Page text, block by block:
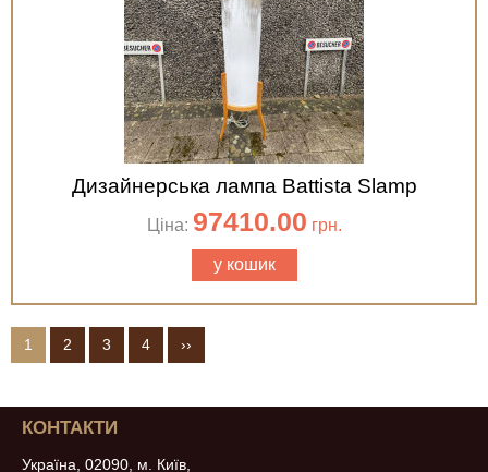
Дизайнерська лампа Battista Slamp
Ціна: 97410.00 грн.
у кошик
1 2 3 4 ››
КОНТАКТИ
Україна, 02090, м. Київ,